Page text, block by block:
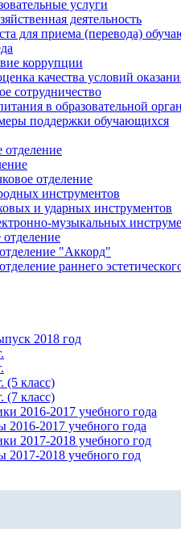
услуги
деятельность
для приема (перевода)
коррупции
качества условий
сотрудничество
в образовательной
поддержки обучающихся
отделение
инструментов
и ударных инструментов
музыкальных
отделение
"Аккорд"
раннего
2018 год
(5 класс)
(7 класс)
2016-2017 учебного года
2016-2017 учебного года
2017-2018 учебного год
2017-2018 учебного год